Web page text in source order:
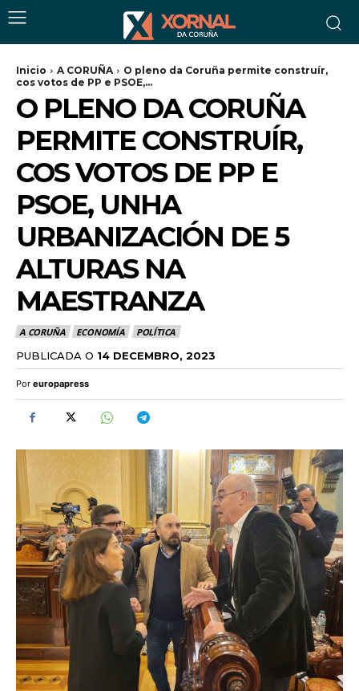
Inicio A CORUÑA
O pleno da Coruña permite construír,
cos votos de PP e PSOE,...
O PLENO DA CORUÑA
PERMITE CONSTRUÍR,
COS VOTOS DE PP E
PSOE, UNHA
URBANIZACIÓN DE 5
ALTURAS NA
MAESTRANZA
A CORUÑA ECONOMÍA POLÍTICA
PUBLICADA O 14 DECEMBRO, 2023
Por europapress